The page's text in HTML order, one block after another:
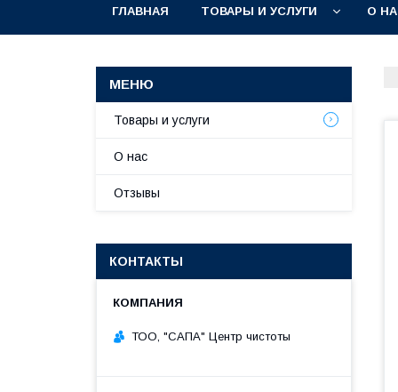
ГЛАВНАЯ ТОВАРЫ И УСЛУГИ О
Товары и услуги
О нас
Отзывы
КОНТАКТЫ
ТОО, "САПА" Центр чистоты